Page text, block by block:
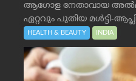
ആഗോള നേതാവായ
ഏറ്റവും പുതിയ മൾട്ടി-
HEALTH & BEAUTY INDIA